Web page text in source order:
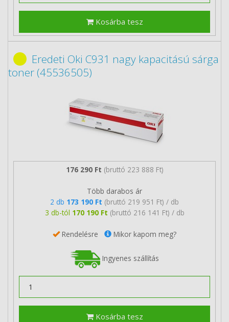
Kosárba tesz
Eredeti Oki C931 nagy kapacitású sárga
toner (45536505)
176 290 Ft (bruttó 223 888 Ft)
Több darabos ár
2 db 173 190 Ft (bruttó 219 951 Ft) / db
3 db-tól 170 190 Ft (bruttó 216 141 Ft) / db
Rendelésre Mikor kapom meg?
Ingyenes szállítás
Kosárba tesz